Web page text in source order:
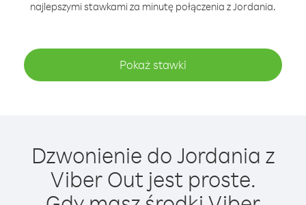
najlepszymi stawkami za minutę połączenia z Jordania.
Pokaż stawki
Dzwonienie do Jordania z
Viber Out jest proste.